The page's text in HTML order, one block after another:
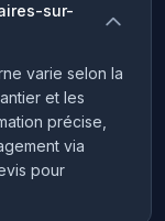
sur-
varie selon la
et les
précise,
via
pour